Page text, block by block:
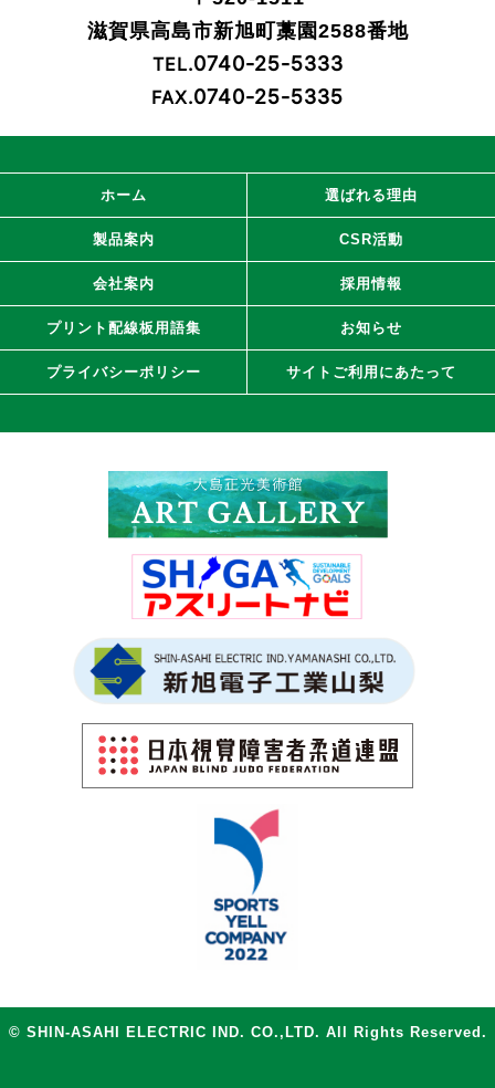
滋賀県高島市新旭町藁園2588番地
TEL.0740-25-5333
FAX.0740-25-5335
ホーム 選ばれる理由
製品案内 CSR活動
会社案内 採用情報
プリント配線板用語集 お知らせ
プライバシーポリシー サイトご利用にあたって
© SHIN-ASAHI ELECTRIC IND. CO.,LTD. All Rights Reserved.